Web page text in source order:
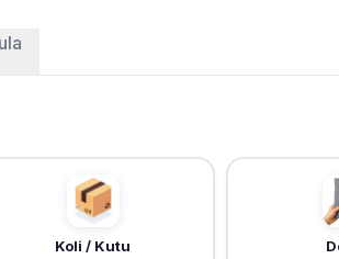
Koli / Kutu